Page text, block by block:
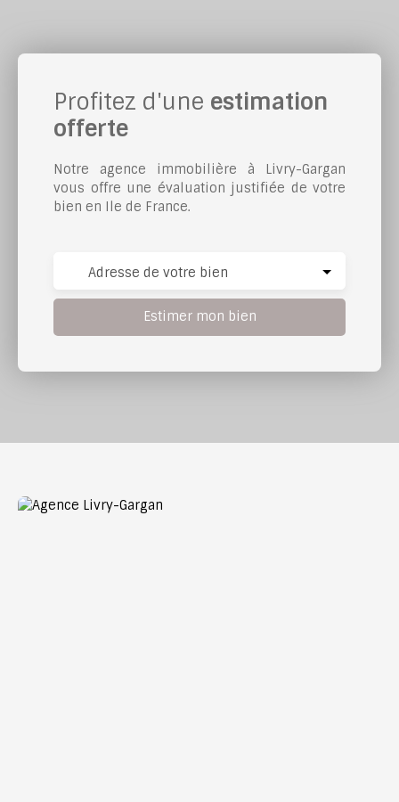
Profitez d'une estimation
offerte
Notre agence immobilière à Livry-Gargan
vous offre une évaluation justifiée de votre
bien en Ile de France.
Adresse de votre bien
Estimer mon bien